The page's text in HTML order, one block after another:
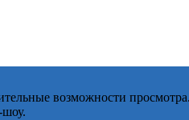
возможности